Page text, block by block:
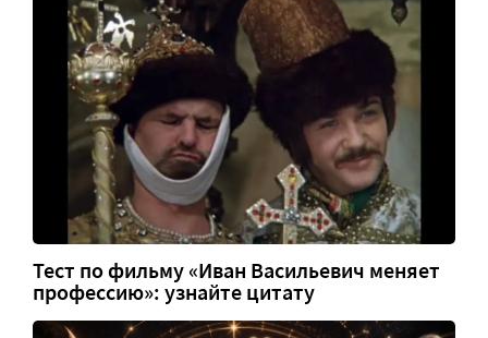
Тест по фильму «Иван Васильевич меняет
профессию»: узнайте цитату